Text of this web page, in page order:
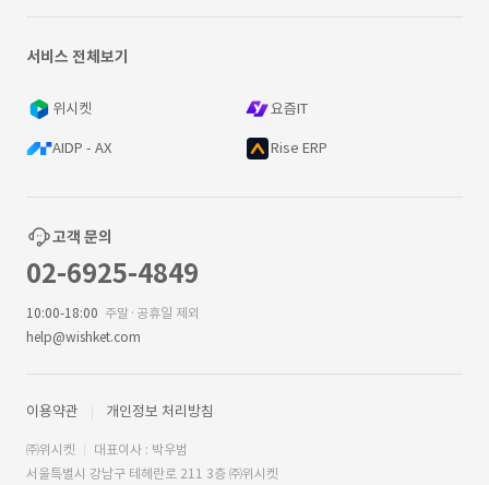
서비스 전체보기
위시켓 요즘IT
AIDP - AX Rise ERP
고객 문의
02-6925-4849
10:00-18:00 주말·공휴일 제외
help@wishket.com
이용약관 개인정보 처리방침
㈜위시켓
대표이사 : 박우범
서울특별시 강남구 테헤란로 211 3층 ㈜위시켓